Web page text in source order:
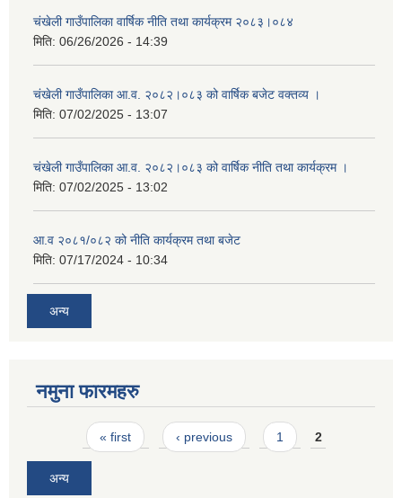
चंखेली गाउँपालिका वार्षिक नीति तथा कार्यक्रम २०८३।०८४
मिति: 06/26/2026 - 14:39
चंखेली गाउँपालिका आ.व. २०८२।०८३ को वार्षिक बजेट वक्तव्य ।
मिति: 07/02/2025 - 13:07
चंखेली गाउँपालिका आ.व. २०८२।०८३ को वार्षिक नीति तथा कार्यक्रम ।
मिति: 07/02/2025 - 13:02
आ.व २०८१/०८२ को नीति कार्यक्रम तथा बजेट
मिति: 07/17/2024 - 10:34
अन्य
नमुना फारमहरु
Pages« first ‹ previous 1 2
अन्य